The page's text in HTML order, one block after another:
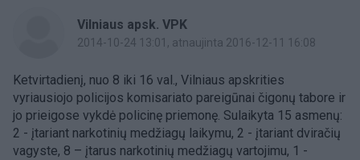
Vilniaus apsk. VPK
2014-10-24 13:01 , atnaujinta 2016-12-11 16:08
Ketvirtadienį, nuo 8 iki 16 val., Vilniaus apskrities
vyriausiojo policijos komisariato pareigūnai čigonų tabore ir
jo prieigose vykdė policinę priemonę. Sulaikyta 15 asmenų:
2 - įtariant narkotinių medžiagų laikymu, 2 - įtariant dviračių
vagyste, 8 – įtarus narkotinių medžiagų vartojimu, 1 -